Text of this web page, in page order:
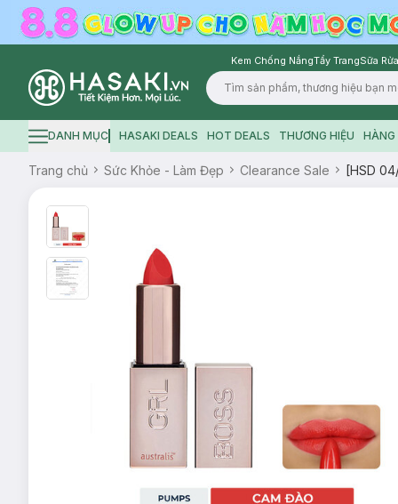
Kem Chống NắngTẩy TrangSữa
Logo
Hamburger icon
DANH MỤC HASAKI DEALS HOT DEALS THƯƠNG HIỆU HÀNG
Trang chủ Sức Khỏe - Làm Đẹp Clearance Sale [HSD